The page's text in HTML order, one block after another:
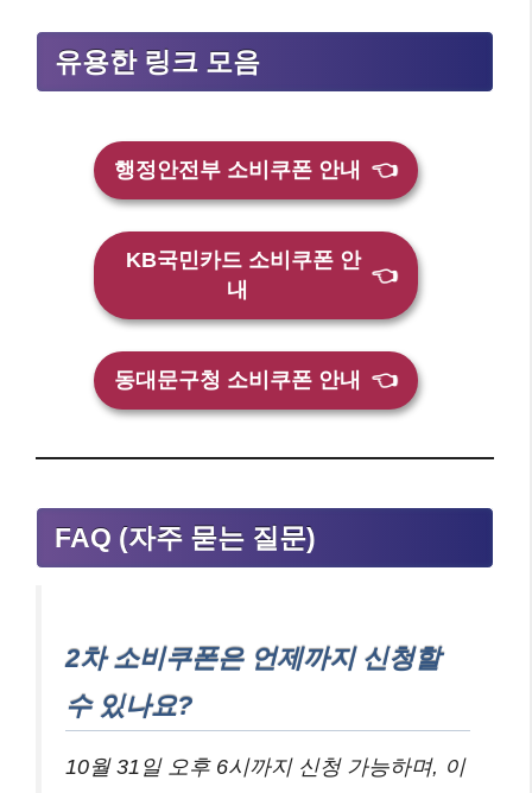
유용한 링크 모음
행정안전부 소비쿠폰 안내👈
KB국민카드 소비쿠폰 안
내
👈
동대문구청 소비쿠폰 안내👈
FAQ (자주 묻는 질문)
2차 소비쿠폰은 언제까지 신청할
수 있나요?
10월 31일 오후 6시까지 신청 가능하며, 이